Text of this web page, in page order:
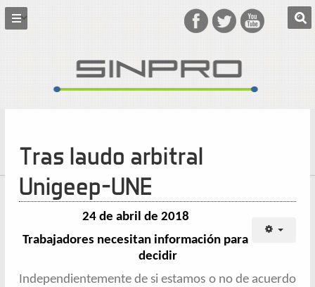
Tras laudo arbitral
Unigeep-UNE
24 de abril de 2018
Trabajadores necesitan información para
decidir
Independientemente de si estamos o no de acuerdo